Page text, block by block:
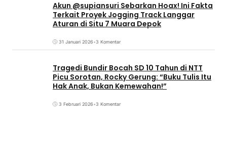
Akun @supiansuri Sebarkan Hoax! Ini Fakta
Terkait Proyek Jogging Track Langgar
Aturan di Situ 7 Muara Depok
31 Januari 2026•3 Komentar
Tragedi Bundir Bocah SD 10 Tahun di NTT
Picu Sorotan, Rocky Gerung: “Buku Tulis Itu
Hak Anak, Bukan Kemewahan!”
3 Februari 2026•3 Komentar